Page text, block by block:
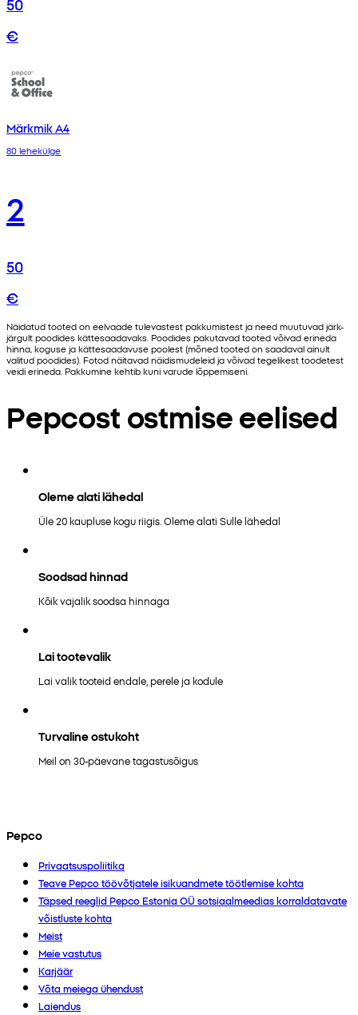
€
Märkmik A4
80 lehekülge
2
50
€
Näidatud tooted on eelvaade tulevastest pakkumistest ja need muutuvad järk-
järgult poodides kättesaadavaks. Poodides pakutavad tooted võivad erineda
hinna, koguse ja kättesaadavuse poolest (mõned tooted on saadaval ainult
valitud poodides). Fotod näitavad näidismudeleid ja võivad tegelikest toodetest
veidi erineda. Pakkumine kehtib kuni varude lõppemiseni.
Pepcost ostmise eelised
Oleme alati lähedal
Üle 20 kaupluse kogu riigis. Oleme alati Sulle lähedal
Soodsad hinnad
Kõik vajalik soodsa hinnaga
Lai tootevalik
Lai valik tooteid endale, perele ja kodule
Turvaline ostukoht
Meil on 30-päevane tagastusõigus
Pepco
Privaatsuspoliitika
Teave Pepco töövõtjatele isikuandmete töötlemise kohta
Täpsed reeglid Pepco Estonia OÜ sotsiaalmeedias korraldatavate
võistluste kohta
Meist
Meie vastutus
Karjäär
Võta meiega ühendust
Laiendus